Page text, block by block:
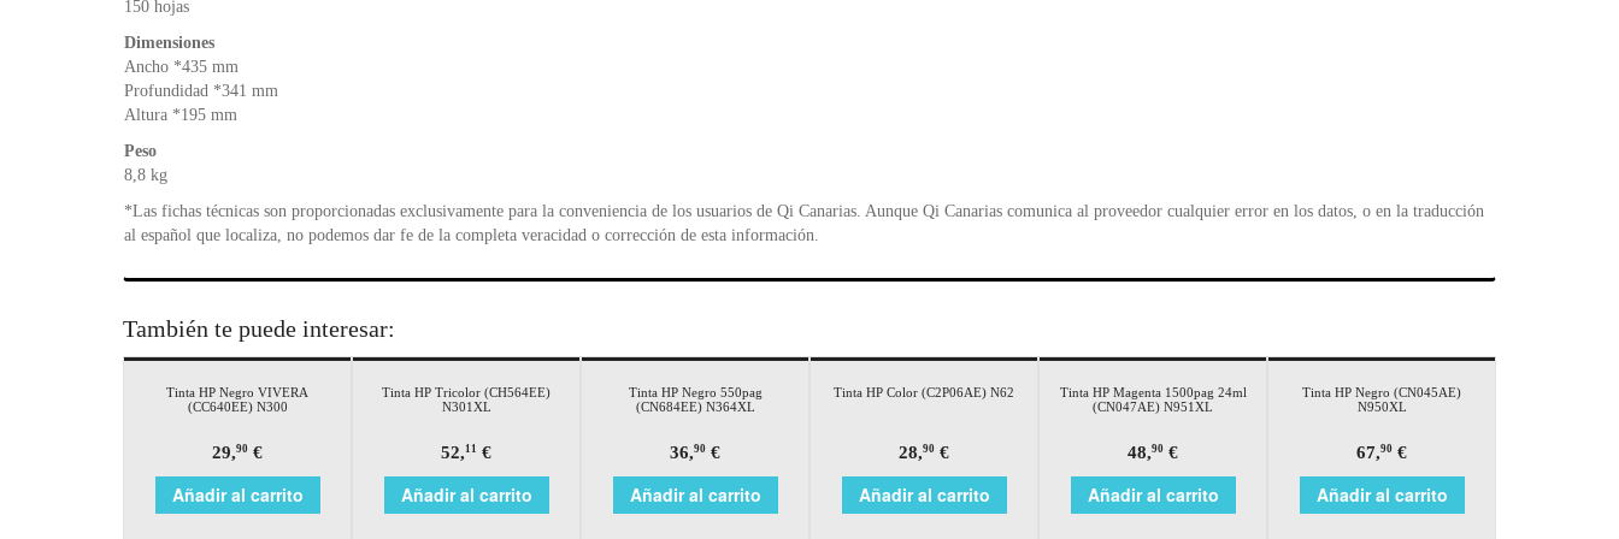
150 hojas
Dimensiones
Ancho *435 mm
Profundidad *341 mm
Altura *195 mm
Peso
8,8 kg
*Las fichas técnicas son proporcionadas exclusivamente para la conveniencia de los usuarios de Qi Canarias. Aunque Qi Canarias comunica al proveedor cualquier error en los datos, o en la traducción
al español que localiza, no podemos dar fe de la completa veracidad o corrección de esta información.
También te puede interesar:
Tinta HP Negro VIVERA
(CC640EE) N300
29,90 €
Añadir al carrito
Tinta HP Tricolor (CH564EE)
N301XL
52,11 €
Añadir al carrito
Tinta HP Negro 550pag
(CN684EE) N364XL
36,90 €
Añadir al carrito
Tinta HP Color (C2P06AE) N62
28,90 €
Añadir al carrito
Tinta HP Magenta 1500pag 24ml
(CN047AE) N951XL
48,90 €
Añadir al carrito
Tinta HP Negro (CN045AE)
N950XL
67,90 €
Añadir al carrito